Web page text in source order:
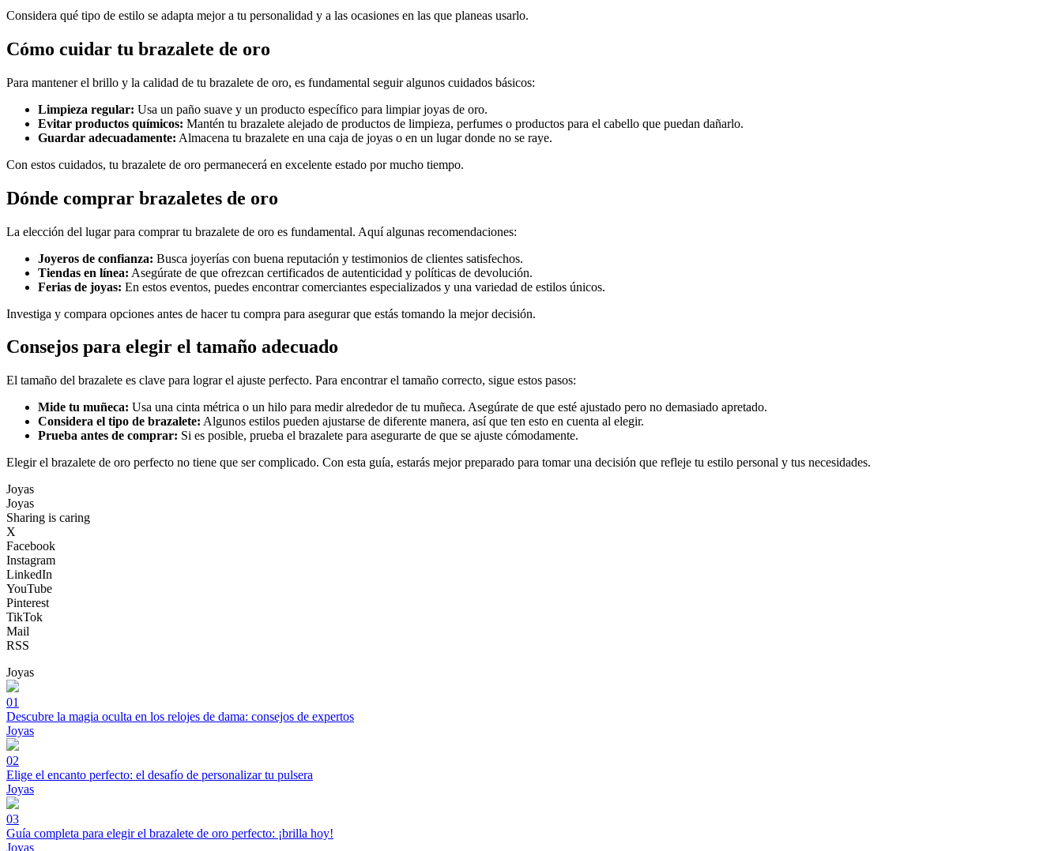
Considera qué tipo de estilo se adapta mejor a tu personalidad y a las ocasiones en las que planeas usarlo.
Cómo cuidar tu brazalete de oro
Para mantener el brillo y la calidad de tu brazalete de oro, es fundamental seguir algunos cuidados básicos:
Limpieza regular: Usa un paño suave y un producto específico para limpiar joyas de oro.
Evitar productos químicos: Mantén tu brazalete alejado de productos de limpieza, perfumes o productos para el cabello que puedan dañarlo.
Guardar adecuadamente: Almacena tu brazalete en una caja de joyas o en un lugar donde no se raye.
Con estos cuidados, tu brazalete de oro permanecerá en excelente estado por mucho tiempo.
Dónde comprar brazaletes de oro
La elección del lugar para comprar tu brazalete de oro es fundamental. Aquí algunas recomendaciones:
Joyeros de confianza: Busca joyerías con buena reputación y testimonios de clientes satisfechos.
Tiendas en línea: Asegúrate de que ofrezcan certificados de autenticidad y políticas de devolución.
Ferias de joyas: En estos eventos, puedes encontrar comerciantes especializados y una variedad de estilos únicos.
Investiga y compara opciones antes de hacer tu compra para asegurar que estás tomando la mejor decisión.
Consejos para elegir el tamaño adecuado
El tamaño del brazalete es clave para lograr el ajuste perfecto. Para encontrar el tamaño correcto, sigue estos pasos:
Mide tu muñeca: Usa una cinta métrica o un hilo para medir alrededor de tu muñeca. Asegúrate de que esté ajustado pero no demasiado apretado.
Considera el tipo de brazalete: Algunos estilos pueden ajustarse de diferente manera, así que ten esto en cuenta al elegir.
Prueba antes de comprar: Si es posible, prueba el brazalete para asegurarte de que se ajuste cómodamente.
Elegir el brazalete de oro perfecto no tiene que ser complicado. Con esta guía, estarás mejor preparado para tomar una decisión que refleje tu estilo personal y tus necesidades.
Joyas
Joyas
Sharing is caring
X
Facebook
Instagram
LinkedIn
YouTube
Pinterest
TikTok
Mail
RSS
Joyas
01
Descubre la magia oculta en los relojes de dama: consejos de expertos
Joyas
02
Elige el encanto perfecto: el desafío de personalizar tu pulsera
Joyas
03
Guía completa para elegir el brazalete de oro perfecto: ¡brilla hoy!
Joyas